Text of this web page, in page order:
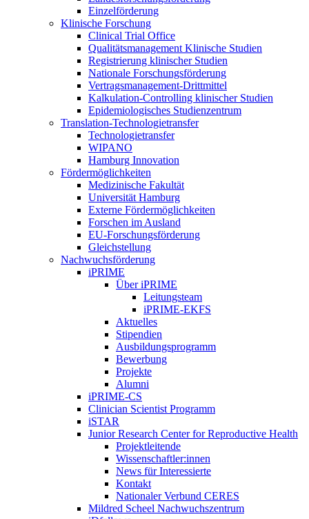
Einzelförderung
Klinische Forschung
Clinical Trial Office
Qualitätsmanagement Klinische Studien
Registrierung klinischer Studien
Nationale Forschungsförderung
Vertragsmanagement-Drittmittel
Kalkulation-Controlling klinischer Studien
Epidemiologisches Studienzentrum
Translation-Technologietransfer
Technologietransfer
WIPANO
Hamburg Innovation
Fördermöglichkeiten
Medizinische Fakultät
Universität Hamburg
Externe Fördermöglichkeiten
Forschen im Ausland
EU-Forschungsförderung
Gleichstellung
Nachwuchsförderung
iPRIME
Über iPRIME
Leitungsteam
iPRIME-EKFS
Aktuelles
Stipendien
Ausbildungsprogramm
Bewerbung
Projekte
Alumni
iPRIME-CS
Clinician Scientist Programm
iSTAR
Junior Research Center for Reproductive Health
Projektleitende
Wissenschaftler:innen
News für Interessierte
Kontakt
Nationaler Verbund CERES
Mildred Scheel Nachwuchszentrum